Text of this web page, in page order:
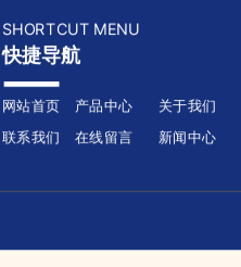
SHORTCUT MENU
快捷导航
网站首页 产品中心 关于我们
联系我们 在线留言 新闻中心